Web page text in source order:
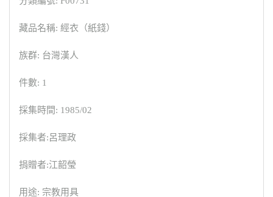
藏品名稱: 經衣（紙錢）
族群: 台灣漢人
件數: 1
採集時間: 1985/02
採集者:呂理政
捐贈者:江韶瑩
用途: 宗教用具